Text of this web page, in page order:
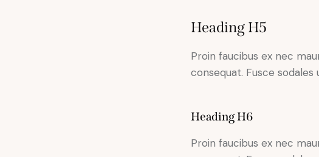
Heading H5
Proin faucibus ex nec
consequat. Fusce sodales
Heading H6
Proin faucibus ex nec